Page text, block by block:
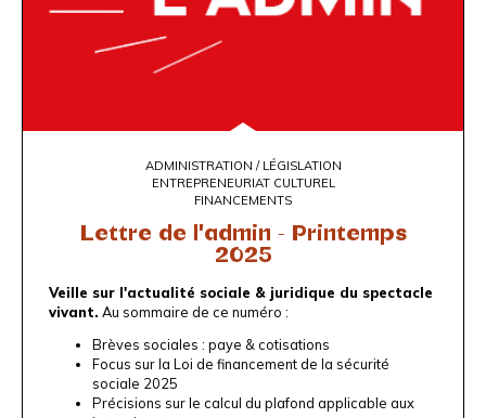
ADMINISTRATION / LÉGISLATION
ENTREPRENEURIAT CULTUREL
FINANCEMENTS
Lettre de l'admin - Printemps
2025
Veille sur l'actualité sociale & juridique du spectacle
vivant. Au sommaire de ce numéro :
Brèves sociales : paye & cotisations
Focus sur la Loi de financement de la sécurité
sociale 2025
Précisions sur le calcul du plafond applicable aux